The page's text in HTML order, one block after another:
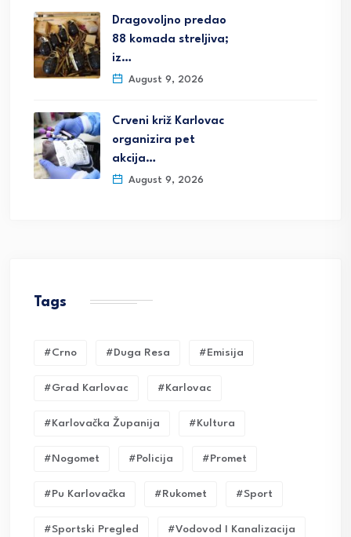
Dragovoljno predao
88 komada streljiva;
iz…
August 9, 2026
Crveni križ Karlovac
organizira pet
akcija…
August 9, 2026
Tags
#crno #duga Resa #emisija
#grad Karlovac #karlovac
#karlovačka Županija #kultura
#nogomet #policija #promet
#pu Karlovačka #rukomet #sport
#sportski Pregled #vodovod I Kanalizacija